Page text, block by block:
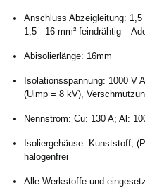
Anschluss Abzeigleitung: 1,5
1,5 - 16 mm² feindrähtig –
Abisolierlänge: 16mm
Isolationsspannung: 1000 V
(Uimp = 8 kV),
Nennstrom: Cu: 130 A; Al:
Isoliergehäuse: Kunststoff,
halogenfrei
Alle Werkstoffe und